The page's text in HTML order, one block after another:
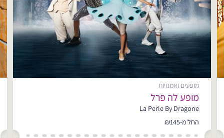
מופעים ואמנויות
מופע לה פרל
La Perle By Dragone
החל מ-₪145